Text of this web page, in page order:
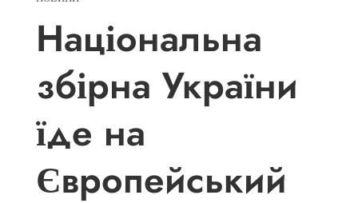
Національна
збірна України
їде на
Європейський